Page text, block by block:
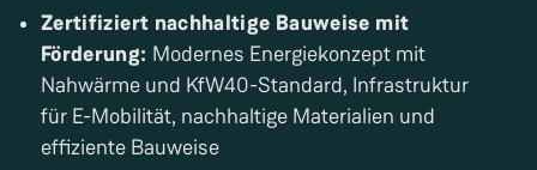
Zertifiziert nachhaltige Bauweise mit
Förderung: Modernes Energiekonzept mit
Nahwärme und KfW40-Standard, Infrastruktur
für E-Mobilität, nachhaltige Materialien und
effiziente Bauweise